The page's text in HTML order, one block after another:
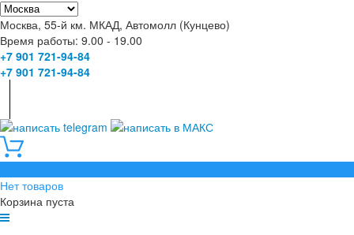
Москва, 55-й км. МКАД, Автомолл (Кунцево)
Время работы: 9.00 - 19.00
+7 901 721-94-84
+7 901 721-94-84
Нет товаров
Корзина пуста